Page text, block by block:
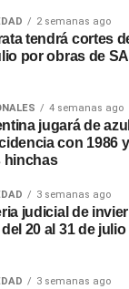
2 semanas ago
tendrá cortes
por obras de
4 semanas ago
jugará de
con 1986
hinchas
3 semanas ago
judicial de
20 al 31 de julio
3 semanas ago